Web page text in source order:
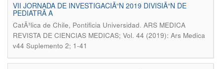
VII JORNADA DE INVESTIGACIÃ“N 2019 DIVISIÃ“N DE
PEDIATRÃ A
CatÃ³lica de Chile, Pontificia Universidad. ARS MEDICA
REVISTA DE CIENCIAS MEDICAS; Vol. 44 (2019): Ars Medica
v44 Suplemento 2; 1-41